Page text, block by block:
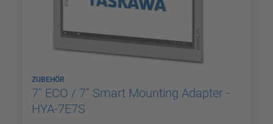
ZUBEHÖR
7" ECO / 7" Smart Mounting Adapter -
HYA-7E7S